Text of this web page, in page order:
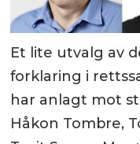
Et lite utvalg av
forklaring i
har anlagt mot
Håkon Tombre,